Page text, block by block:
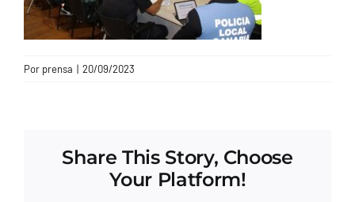
Por prensa | 20/09/2023
Share This Story, Choose
Your Platform!